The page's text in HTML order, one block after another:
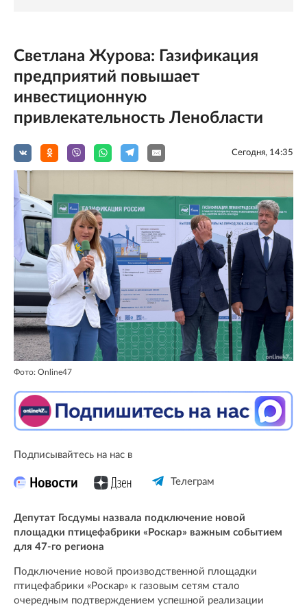
Светлана Журова: Газификация
предприятий повышает
инвестиционную
привлекательность Ленобласти
Сегодня, 14:35
Фото: Online47
Подписывайтесь на нас в
Телеграм
Депутат Госдумы назвала подключение новой
площадки птицефабрики «Роскар» важным событием
для 47-го региона
Подключение новой производственной площадки
птицефабрики «Роскар» к газовым сетям стало
очередным подтверждением успешной реализации